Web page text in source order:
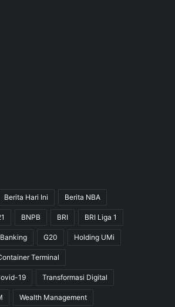
Berita Hari Ini Berita NBA
BNPB BRI BRI Liga 1
G20 Holding UMi
Terminal
19 Transformasi Digital
Wealth Management